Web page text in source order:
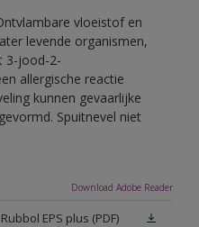
vloeistof en
levende organismen,
3-jood-2-
allergische reactie
kunnen gevaarlijke
Spuitnevel niet
Download Adobe Reader
EPS plus (PDF)